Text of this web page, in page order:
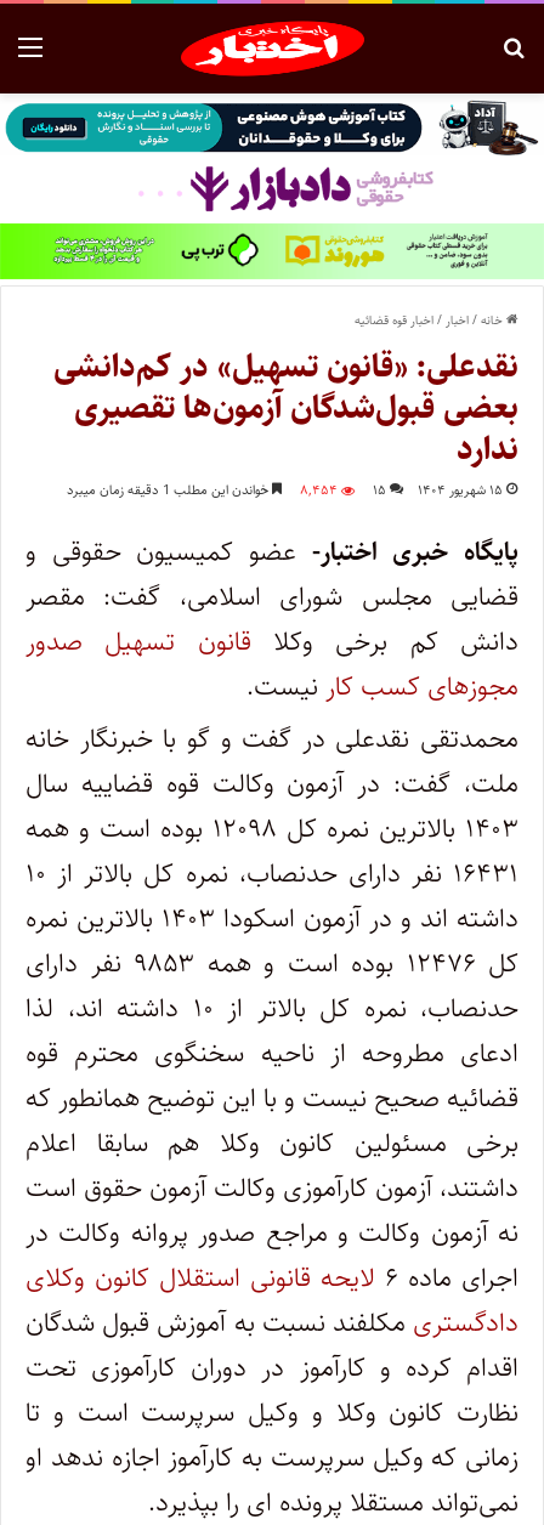
خانه/اخبار /اخبار قوه قضائیه
نقدعلی: «قانون تسهیل» در کم‌دانشی
بعضی قبول‌شدگان آزمون‌ها تقصیری
ندارد
۱۵ شهریور ۱۴۰۴ ۱۵ ۸,۴۵۴ خواندن این مطلب 1 دقیقه زمان میبرد
پایگاه خبری اختبار- عضو کمیسیون حقوقی و
قضایی مجلس شورای اسلامی، گفت: مقصر
دانش کم برخی وکلا قانون تسهیل صدور
مجوزهای کسب کار نیست.
محمدتقی نقدعلی در گفت و گو با خبرنگار خانه
ملت، گفت: در آزمون وکالت قوه قضاییه سال
۱۴۰۳ بالاترین نمره کل ۱۲۰۹۸ بوده است و همه
۱۶۴۳۱ نفر دارای حدنصاب، نمره کل بالاتر از ۱۰
داشته اند و در آزمون اسکودا ۱۴۰۳ بالاترین نمره
کل ۱۲۴۷۶ بوده است و همه ۹۸۵۳ نفر دارای
حدنصاب، نمره کل بالاتر از ۱۰ داشته اند، لذا
ادعای مطروحه از ناحیه سخنگوی محترم قوه
قضائیه صحیح نیست و با این توضیح همانطور که
برخی مسئولین کانون وکلا هم سابقا اعلام
داشتند، آزمون کارآموزی وکالت آزمون حقوق است
نه آزمون وکالت و مراجع صدور پروانه وکالت در
اجرای ماده ۶
لایحه قانونی استقلال کانون وکلای
دادگستری مکلفند نسبت به آموزش قبول شدگان
اقدام کرده و کارآموز در دوران کارآموزی تحت
نظارت کانون وکلا و وکیل سرپرست است و تا
زمانی که وکیل سرپرست به کارآموز اجازه ندهد او
نمی‌تواند مستقلا پرونده ای را بپذیرد.